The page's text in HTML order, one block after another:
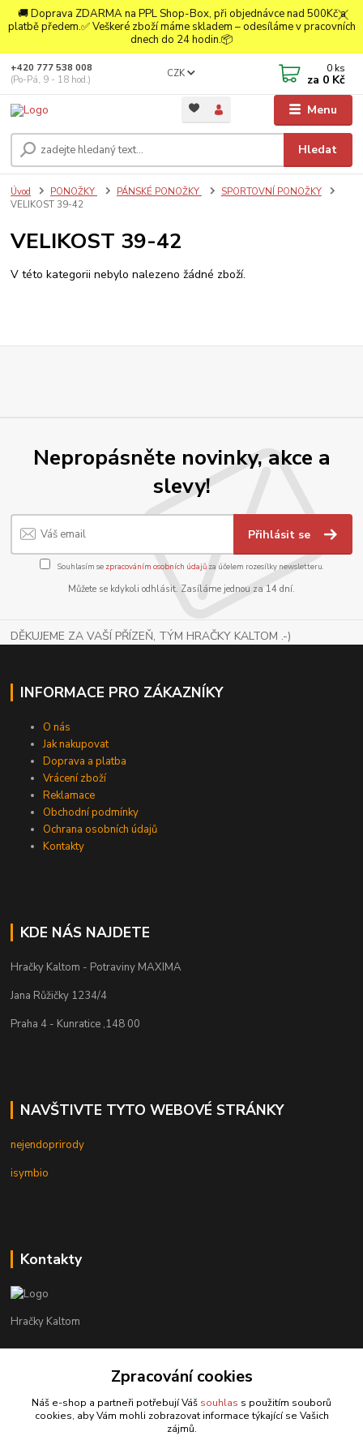
🚚 Doprava ZDARMA na PPL Shop-Box, při objednávce nad 500Kč a
platbě předem.✅ Veškeré zboží máme skladem – odesíláme v pracovních
dnech do 24 hodin.📦
Menu
CZK
Hledat
+420 777 538 008
(Po-Pá, 9 - 18 hod.)
0 ks
za 0 Kč
Úvod PONOŽKY PÁNSKÉ PONOŽKY
SPORTOVNÍ PONOŽKY
VELIKOST 39-42
VELIKOST 39-42
V této kategorii nebylo nalezeno žádné zboží.
Nepropásněte novinky, akce a
slevy!
Přihlásit se
Souhlasím se zpracováním osobních údajůza účelem rozesílky newsletteru.
Můžete se kdykoli odhlásit. Zasíláme jednou za 14 dní.
DĚKUJEME ZA VAŠÍ PŘÍZEŇ, TÝM HRAČKY KALTOM .-)
INFORMACE PRO ZÁKAZNÍKY
O nás
Jak nakupovat
Doprava a platba
Vrácení zboží
Reklamace
Obchodní podmínky
Ochrana osobních údajů
Kontakty
KDE NÁS NAJDETE
Hračky Kaltom - Potraviny MAXIMA
Jana Růžičky 1234/4
Praha 4 - Kunratice ,148 00
NAVŠTIVTE TYTO WEBOVÉ STRÁNKY
nejendoprirody
isymbio
Kontakty
Hračky Kaltom
+420 777 538 008
hrackykaltom@gmail.com
Zpracování cookies
Náš e-shop a partneři potřebují Váš souhlas s použitím souborů
cookies, aby Vám mohli zobrazovat informace týkající se Vašich
zájmů.